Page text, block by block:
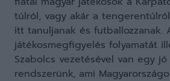
túlról, vagy akár a
itt tanuljanak és futballozzanak.
játékosmegfigyelés folyamatát
Szabolcs vezetésével van egy jó
rendszerünk, ami